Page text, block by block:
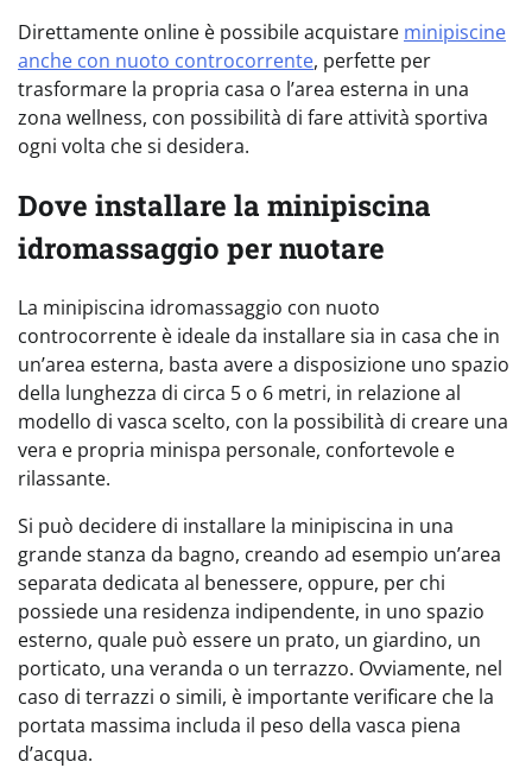
Direttamente online è possibile acquistare minipiscine
anche con nuoto controcorrente, perfette per
trasformare la propria casa o l’area esterna in una
zona wellness, con possibilità di fare attività sportiva
ogni volta che si desidera.
Dove installare la minipiscina
idromassaggio per nuotare
La minipiscina idromassaggio con nuoto
controcorrente è ideale da installare sia in casa che in
un’area esterna, basta avere a disposizione uno spazio
della lunghezza di circa 5 o 6 metri, in relazione al
modello di vasca scelto, con la possibilità di creare una
vera e propria minispa personale, confortevole e
rilassante.
Si può decidere di installare la minipiscina in una
grande stanza da bagno, creando ad esempio un’area
separata dedicata al benessere, oppure, per chi
possiede una residenza indipendente, in uno spazio
esterno, quale può essere un prato, un giardino, un
porticato, una veranda o un terrazzo. Ovviamente, nel
caso di terrazzi o simili, è importante verificare che la
portata massima includa il peso della vasca piena
d’acqua.